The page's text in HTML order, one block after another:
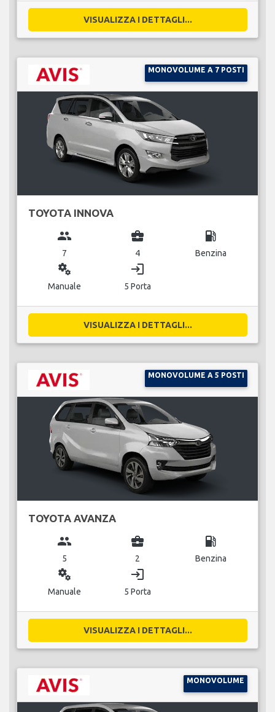
VISUALIZZA I DETTAGLI...
MONOVOLUME A 7 POSTI
TOYOTA INNOVA
group
7
business_center
4
local_gas_station
Benzina
miscellaneous_services
Manuale
login
5 Porta
VISUALIZZA I DETTAGLI...
MONOVOLUME A 5 POSTI
TOYOTA AVANZA
group
5
business_center
2
local_gas_station
Benzina
miscellaneous_services
Manuale
login
5 Porta
VISUALIZZA I DETTAGLI...
MONOVOLUME